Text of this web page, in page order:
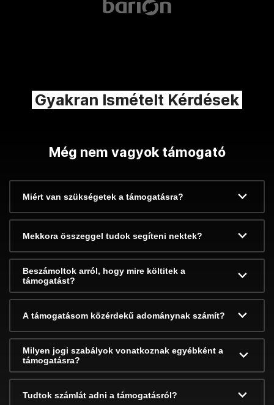
Gyakran Ismételt Kérdések
Még nem vagyok támogató
Miért van szükségetek a támogatásra?
Mekkora összeggel tudok segíteni nektek?
Beszámoltok arról, hogy mire költitek a
támogatást?
A támogatásom közérdekű adománynak számít?
Milyen jogi szabályok vonatkoznak egyébként a
támogatásra?
Tudtok számlát adni a támogatásról?